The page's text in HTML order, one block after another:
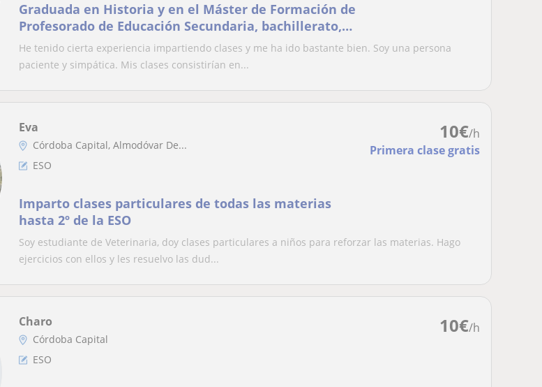
Graduada en Historia y en el Máster de Formación de
Profesorado de Educación Secundaria, bachillerato,
formación profesional y enseñanza de idiomas
He tenido cierta experiencia impartiendo clases y me ha ido bastante bien. Soy una persona
paciente y simpática. Mis clases consistirían en...
10€/h
Primera clase gratis
Eva
Córdoba Capital, Almodóvar De...
ESO
Imparto clases particulares de todas las materias
hasta 2º de la ESO
Soy estudiante de Veterinaria, doy clases particulares a niños para reforzar las materias. Hago
ejercicios con ellos y les resuelvo las dud...
10€/h
Charo
Córdoba Capital
ESO